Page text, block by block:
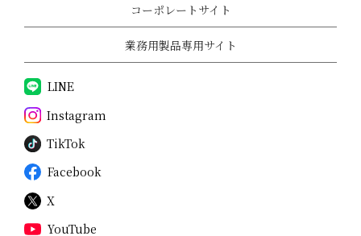
コーポレートサイト
業務用製品専用サイト
LINE
Instagram
TikTok
Facebook
X
YouTube